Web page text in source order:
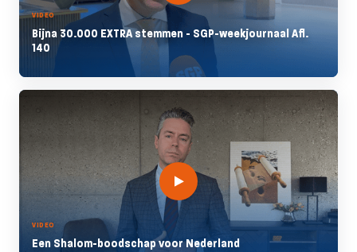
VIDEO
Bijna 30.000 EXTRA stemmen - SGP-weekjournaal Afl.
140
VIDEO
Een Shalom-boodschap voor Nederland